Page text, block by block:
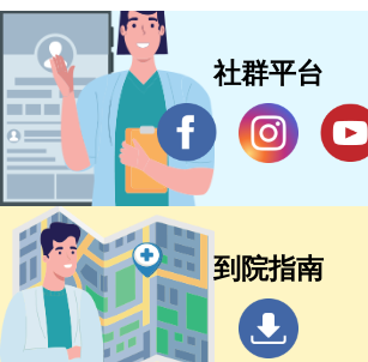
社群平台
到院指南